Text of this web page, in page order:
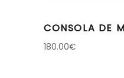
CONSOLA DE
180.00€